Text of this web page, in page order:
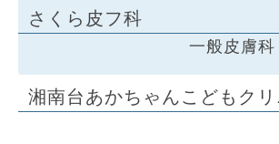
さくら皮フ科
一般皮膚
湘南台あかちゃんこどもクリ